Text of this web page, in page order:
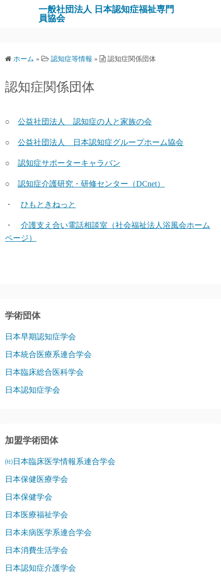
ツ
ス
キ
プ
一般社団法人 日本認知症福祉専門
員協会
ホーム » 認知症等情報 » 認知症関係団体
認知症関係団体
○ 公益社団法人 認知症の人と家族の会
○ 公益社団法人 日本認知症グループホーム協会
○ 認知症サポーターキャラバン
○ 認知症介護研究・研修センター（DCnet）
・ ひもときねっと
・ 介護支え合い電話相談室（社会福祉法人浴風会ホーム
ページ）
学術団体
日本早期認知症学会
日本統合医療系連合学会
日本臨床総合医科学会
日本認知症学会
加盟学術団体
㈳日本臨床医学情報系連合学会
日本保健医療学会
日本保健学会
日本医療福祉学会
日本未病医学系連合学会
日本消費生活学会
日本認知症介護学会